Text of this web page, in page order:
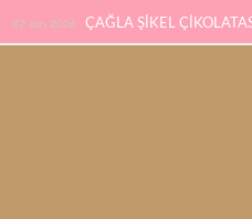
07 Jun 2026 ÇAĞLA ŞİKEL